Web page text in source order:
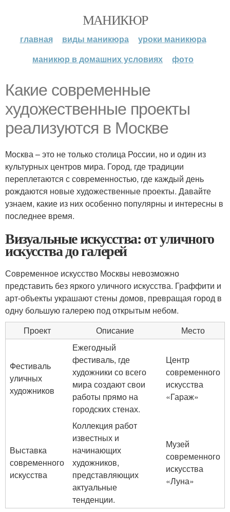
МАНИКЮР
главная виды маникюра
уроки маникюра
маникюр в домашних условиях
фото
Какие современные
художественные проекты
реализуются в Москве
Москва – это не только столица России, но и один из
культурных центров мира. Город, где традиции
переплетаются с современностью, где каждый день
рождаются новые художественные проекты. Давайте
узнаем, какие из них особенно популярны и интересны в
последнее время.
Визуальные искусства: от уличного
искусства до галерей
Современное искусство Москвы невозможно
представить без яркого уличного искусства. Граффити и
арт-объекты украшают стены домов, превращая город в
одну большую галерею под открытым небом.
Проект
Описание Место
Фестиваль
уличных
художников
Ежегодный
фестиваль, где
художники со всего
мира создают свои
работы прямо на
городских стенах.
Центр
современного
искусства
«Гараж»
Выставка
современного
искусства
Коллекция работ
известных и
начинающих
художников,
представляющих
актуальные
тенденции.
Музей
современного
искусства
«Луна»